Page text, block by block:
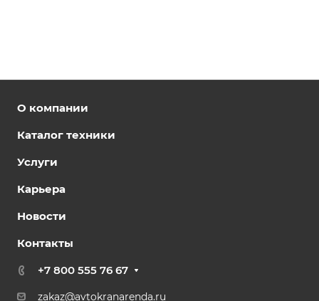
О компании
Каталог техники
Услуги
Карьера
Новости
Контакты
+7 800 555 76 67
zakaz@avtokranarenda.ru